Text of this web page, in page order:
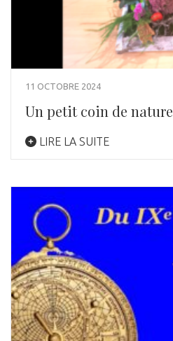
11 OCTOBRE 2024
Un petit coin de nature
LIRE LA SUITE